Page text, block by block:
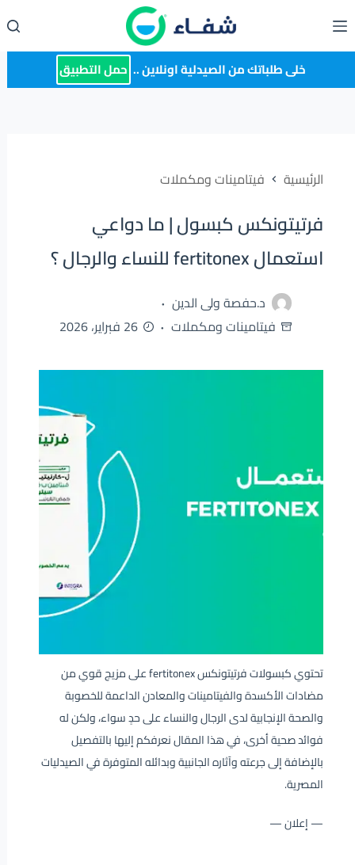
إلى
المحتوى خلى طلباتك من الصيدلية اونلاين .. حمل التطبيق
الرئيسية فيتامينات ومكملات
فرتيتونكس كبسول | ما دواعي
استعمال fertitonex للنساء والرجال ؟
د.حفصة ولى الدين
فيتامينات ومكملات
26 فبراير، 2026
تحتوي كبسولات فرتيتونكس fertitonex على مزيج قوي من
مضادات الأكسدة والفيتامينات والمعادن الداعمة للخصوبة
والصحة الإنجابية لدى الرجال والنساء على حدٍ سواء، ولكن له
فوائد صحية أخرى، في هذا المقال نعرفكم إليها بالتفصيل
بالإضافة إلى جرعته وآثاره الجانبية وبدائله المتوفرة في الصيدليات
المصرية.
— إعلان —